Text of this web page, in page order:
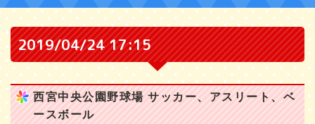
2019/04/24 17:15
西宮中央公園野球場 サッカー、アスリート、ベ
ースボール